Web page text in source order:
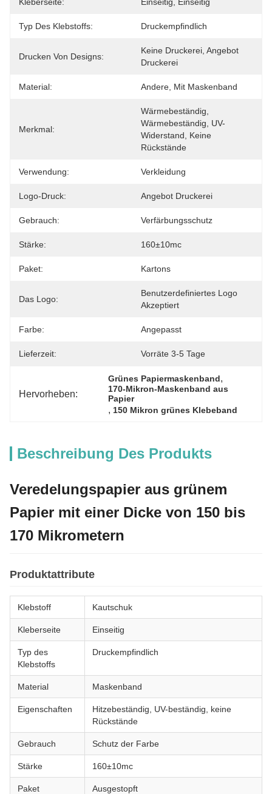
Typ Des Klebstoffs: Druckempfindlich
Drucken Von Designs:
Keine Druckerei, Angebot
Druckerei
Material: Andere, Mit Maskenband
Merkmal:
Wärmebeständig,
Wärmebeständig, UV-
Widerstand, Keine
Rückstände
Verwendung: Verkleidung
Logo-Druck: Angebot Druckerei
Gebrauch: Verfärbungsschutz
Stärke: 160±10mc
Paket: Kartons
Das Logo:
Benutzerdefiniertes Logo
Akzeptiert
Farbe: Angepasst
Lieferzeit: Vorräte 3-5 Tage
Hervorheben:
Grünes Papiermaskenband,
170-Mikron-Maskenband aus
Papier
, 150 Mikron grünes Klebeband
Beschreibung Des Produkts
Veredelungspapier aus grünem
Papier mit einer Dicke von 150 bis
170 Mikrometern
Produktattribute
Klebstoff Kautschuk
Kleberseite Einseitig
Typ des
Klebstoffs
Druckempfindlich
Material Maskenband
Eigenschaften
Hitzebeständig, UV-beständig, keine
Rückstände
Gebrauch Schutz der Farbe
Stärke 160±10mc
Paket Ausgestopft